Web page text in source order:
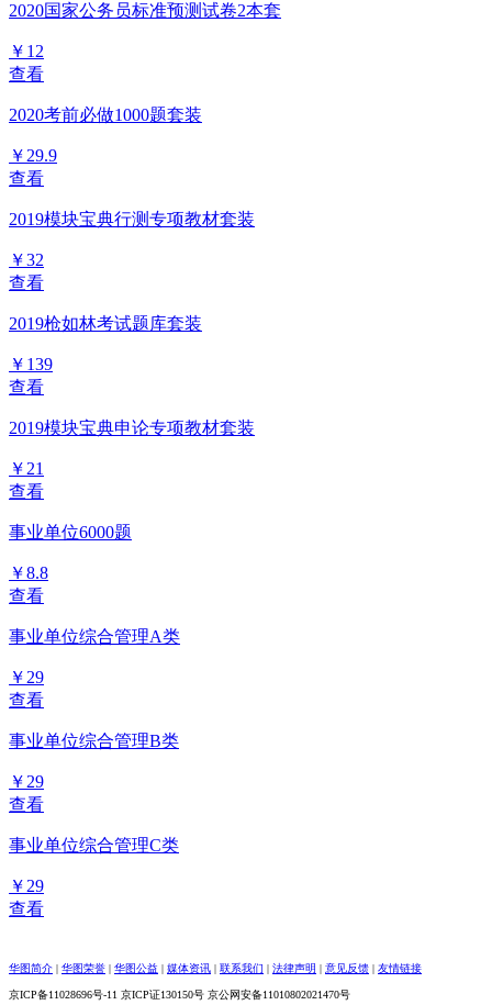
2020国家公务员标准预测试卷2本套
￥12
查看
2020考前必做1000题套装
￥29.9
查看
2019模块宝典行测专项教材套装
￥32
查看
2019枪如林考试题库套装
￥139
查看
2019模块宝典申论专项教材套装
￥21
查看
事业单位6000题
￥8.8
查看
事业单位综合管理A类
￥29
查看
事业单位综合管理B类
￥29
查看
事业单位综合管理C类
￥29
查看
华图简介 华图荣誉 华图公益 媒体资讯 联系我们 法律声明 意见反馈 友情链接
京ICP备11028696号-11 京ICP证130150号 京公网安备11010802021470号